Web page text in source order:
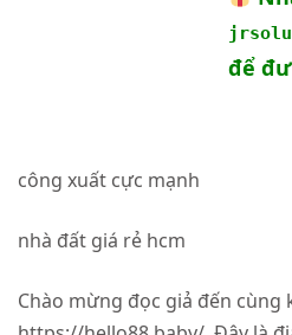
để
công xuất cực mạnh
nhà đất giá rẻ hcm
Chào mừng đọc giả đến cùng